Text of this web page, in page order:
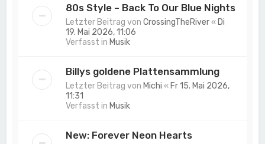
80s Style – Back To Our Blue Nights
Letzter Beitrag vonCrossingTheRiver« Di
19. Mai 2026, 11:06
Verfasst in Musik
Billys goldene Plattensammlung
Letzter Beitrag von Michi « Fr 15. Mai 2026,
11:31
Verfasst in Musik
New: Forever Neon Hearts